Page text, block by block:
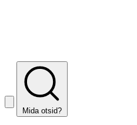
Mida otsid?